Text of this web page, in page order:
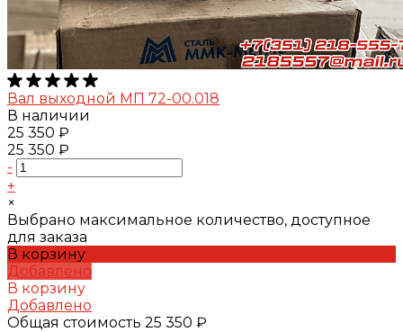
Вал выходной МП 72-00.018
В наличии
25 350 ₽
25 350 ₽
-
+
×
Выбрано максимальное количество, доступное
для заказа
В корзину
Добавлено
В корзину
Добавлено
Общая стоимость 25 350 ₽